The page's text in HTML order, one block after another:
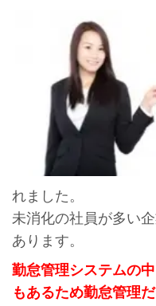
れました。
未消化の社員が多い
あります。
勤怠管理システムの
もあるため勤怠管理